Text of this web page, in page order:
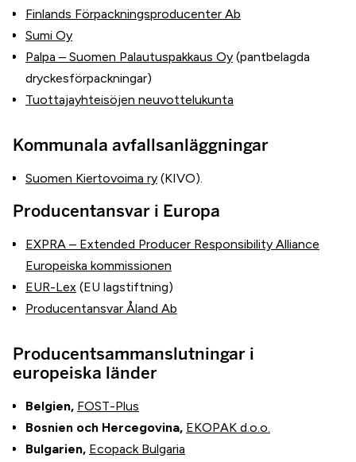
Finlands Förpackningsproducenter Ab
Sumi Oy
Palpa – Suomen Palautuspakkaus Oy (pantbelagda
dryckesförpackningar)
Tuottajayhteisöjen neuvottelukunta
Kommunala avfallsanläggningar
Suomen Kiertovoima ry (KIVO).
Producentansvar i Europa
EXPRA – Extended Producer Responsibility Alliance
Europeiska kommissionen
EUR-Lex (EU lagstiftning)
Producentansvar Åland Ab
Producentsammanslutningar i
europeiska länder
Belgien, FOST-Plus
Bosnien och Hercegovina, EKOPAK d.o.o.
Bulgarien, Ecopack Bulgaria